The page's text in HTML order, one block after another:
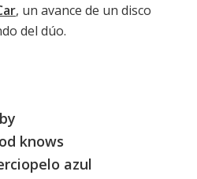
, un avance de un disco
del dúo.
knows
azul